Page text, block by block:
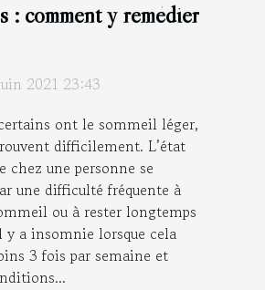
: comment y remédier
2021 23:43
ont le sommeil léger,
difficilement. L’état
chez une personne se
une difficulté fréquente à
ou à rester longtemps
y a insomnie lorsque cela
3 fois par semaine et